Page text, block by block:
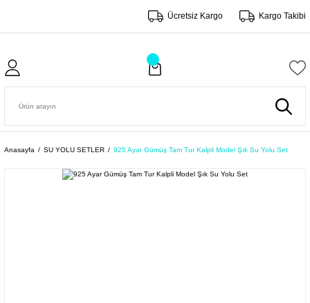
Ücretsiz Kargo Kargo Takibi
Anasayfa SU YOLU SETLER 925 Ayar Gümüş Tam Tur Kalpli Model Şık Su Yolu Set